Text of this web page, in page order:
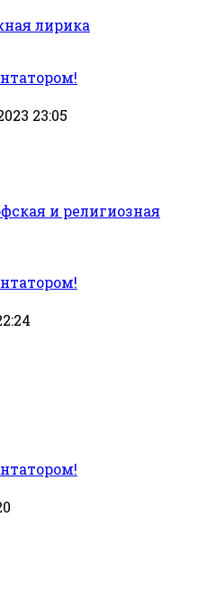
лирика
23:05
и религиозная